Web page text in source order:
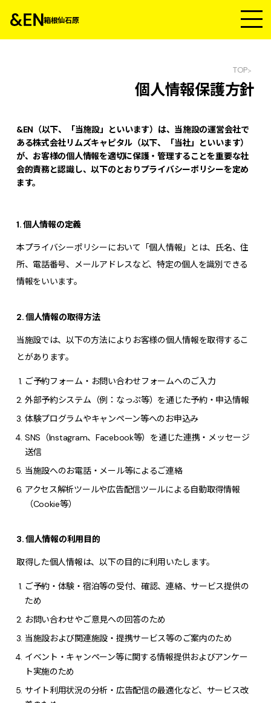
箱根仙石原
TOP
個人情報保護方針
&EN（以下、「当施設」といいます）は、当施設の運営会社で
ある株式会社リムズキャピタル（以下、「当社」といいます）
が、お客様の個人情報を適切に保護・管理することを重要な社
会的責務と認識し、以下のとおりプライバシーポリシーを定め
ます。
1. 個人情報の定義
本プライバシーポリシーにおいて「個人情報」とは、氏名、住
所、電話番号、メールアドレスなど、特定の個人を識別できる
情報をいいます。
2. 個人情報の取得方法
当施設では、以下の方法によりお客様の個人情報を取得するこ
とがあります。
ご予約フォーム・お問い合わせフォームへのご入力
外部予約システム（例：なっぷ等）を通じた予約・申込情報
体験プログラムやキャンペーン等へのお申込み
SNS（Instagram、Facebook等）を通じた連携・メッセージ
送信
当施設へのお電話・メール等によるご連絡
アクセス解析ツールや広告配信ツールによる自動取得情報
（Cookie等）
3. 個人情報の利用目的
取得した個人情報は、以下の目的に利用いたします。
ご予約・体験・宿泊等の受付、確認、連絡、サービス提供の
ため
お問い合わせやご意見への回答のため
当施設および関連施設・提携サービス等のご案内のため
イベント・キャンペーン等に関する情報提供およびアンケー
ト実施のため
サイト利用状況の分析・広告配信の最適化など、サービス改